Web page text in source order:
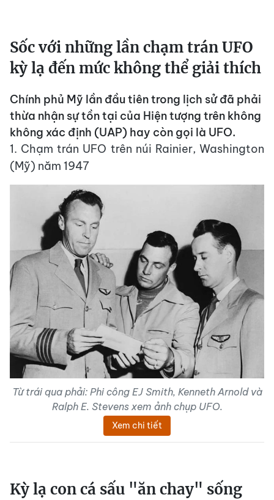
Sốc với những lần chạm trán UFO
kỳ lạ đến mức không thể giải thích
Chính phủ Mỹ lần đầu tiên trong lịch sử đã phải
thừa nhận sự tồn tại của Hiện tượng trên không
không xác định (UAP) hay còn gọi là UFO.
1. Chạm trán UFO trên núi Rainier, Washington
(Mỹ) năm 1947
Từ trái qua phải: Phi công EJ Smith, Kenneth Arnold và
Ralph E. Stevens xem ảnh chụp UFO.
Xem chi tiết
Kỳ lạ con cá sấu "ăn chay" sống